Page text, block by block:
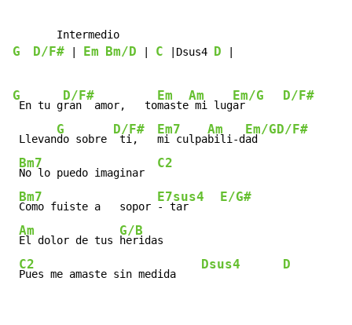
G D/F# Em Bm/D C |Dsus4 D
G
En tu g
D/F#
ran  amor,   to
Em
maste
Am
mi lug
Em/G
ar
D/F#
Llevan
G
do sobre
D/F#
ti,
Em7
mi culpa
Am
bili-d
Em/G
ad
D/F#
Bm7
No lo puedo imaginar
C2
Bm7
Como fuiste a   sopor
E7sus4
- tar
E/G#
Am
El dolor de tus
G/B
heridas
C2
Pues me amaste sin medida
Dsus4 D